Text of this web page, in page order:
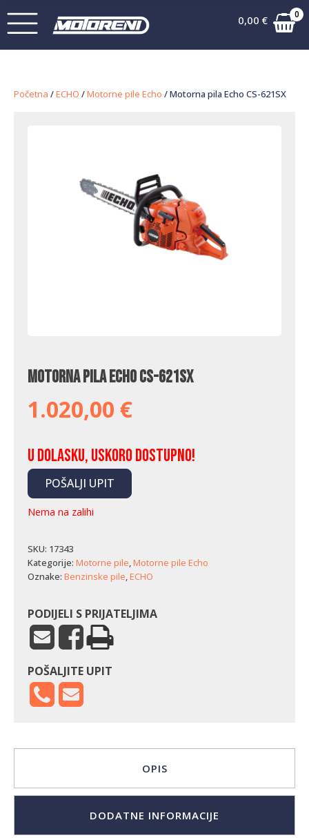
0,00 € 0
Početna /ECHO /Motorne pile Echo / Motorna pila Echo CS-621SX
Motorna pila Echo CS-621SX
1.020,00 €
U dolasku, uskoro dostupno!
POŠALJI UPIT
Nema na zalihi
SKU: 17343
Kategorije: Motorne pile,Motorne pile Echo
Oznake: Benzinske pile,ECHO
PODIJELI S PRIJATELJIMA
POŠALJITE UPIT
OPIS
DODATNE INFORMACIJE